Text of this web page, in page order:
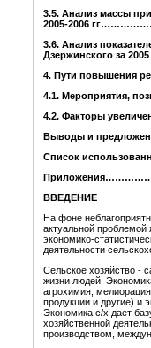
3.5. Анализ массы
2005-2006
3.6. Анализ
Дзержинского за
4. Пути повышения
4.1. Мероприятия,
4.2. Факторы
Выводы и
Список
Приложения
ВВЕДЕНИЕ
На фоне
актуальной проблемой
экономико-
деятельности
Сельское хозяйство -
жизни людей.
агрохимия,
продукции и другие) и
Экономика с/х дает
хозяйственной
производством,